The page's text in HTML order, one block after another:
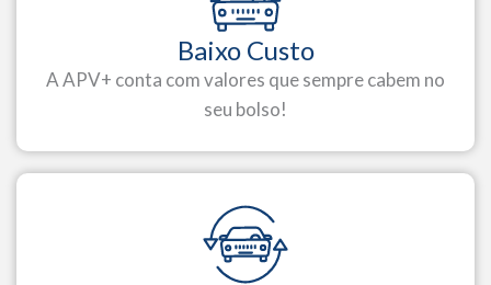
Baixo Custo
A APV+ conta com valores que sempre cabem no
seu bolso!